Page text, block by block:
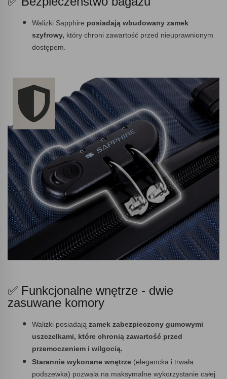
Walizki Sapphire posiadają wbudowany zamek
szyfrowy, który chroni zawartość przed nieuprawnionym
dostępem.
✅ Funkcjonalne wnętrze - dwie
zasuwane komory
Walizki posiadają zamek zabezpieczony gumowymi
uszczelkami, które chronią zawartość przed
przemoczeniem i wilgocią.
Starannie wykonane wnętrze (elegancka i trwała
podszewka) pozwala na maksymalne wykorzystanie całej